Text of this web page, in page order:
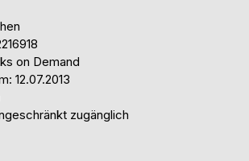
on Demand
12.07.2013
zugänglich